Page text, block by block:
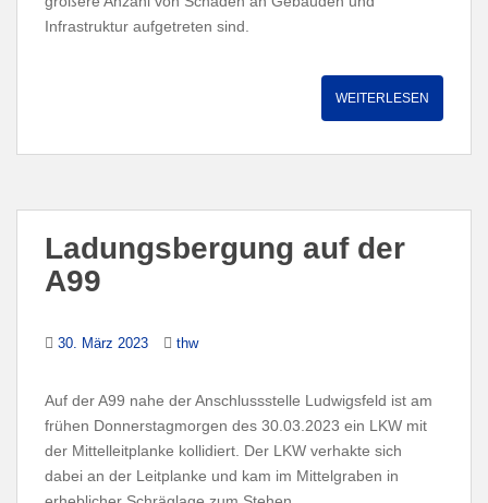
Infrastruktur aufgetreten sind.
WEITERLESEN
Ladungsbergung auf der
A99
30. März 2023 thw
Auf der A99 nahe der Anschlussstelle Ludwigsfeld ist am
frühen Donnerstagmorgen des 30.03.2023 ein LKW mit
der Mittelleitplanke kollidiert. Der LKW verhakte sich
dabei an der Leitplanke und kam im Mittelgraben in